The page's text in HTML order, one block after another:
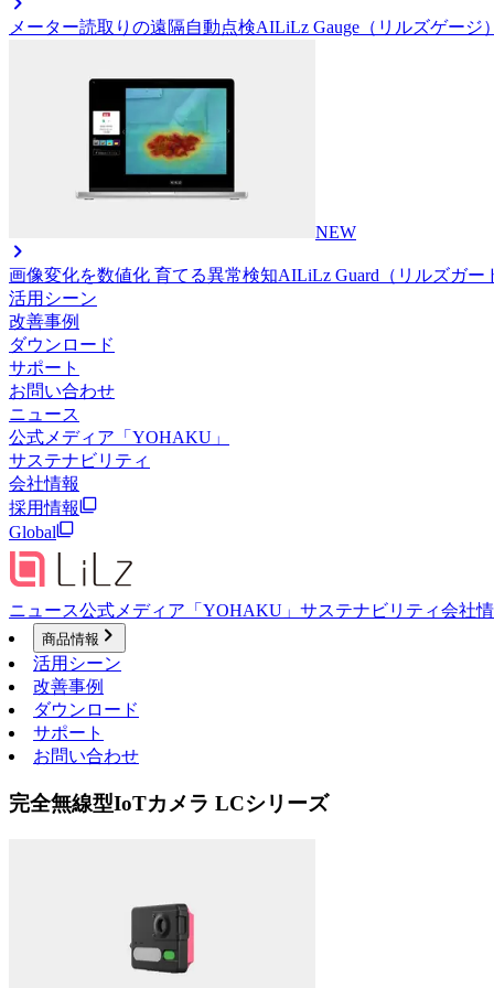
メーター読取りの遠隔自動点検AILiLz Gauge（リルズゲージ）
NEW
画像変化を数値化 育てる異常検知AILiLz Guard（リルズガー
活用シーン
改善事例
ダウンロード
サポート
お問い合わせ
ニュース
公式メディア「YOHAKU」
サステナビリティ
会社情報
採用情報
Global
ニュース公式メディア「YOHAKU」 サステナビリティ会社
商品情報
活用シーン
改善事例
ダウンロード
サポート
お問い合わせ
完全無線型IoTカメラ LCシリーズ